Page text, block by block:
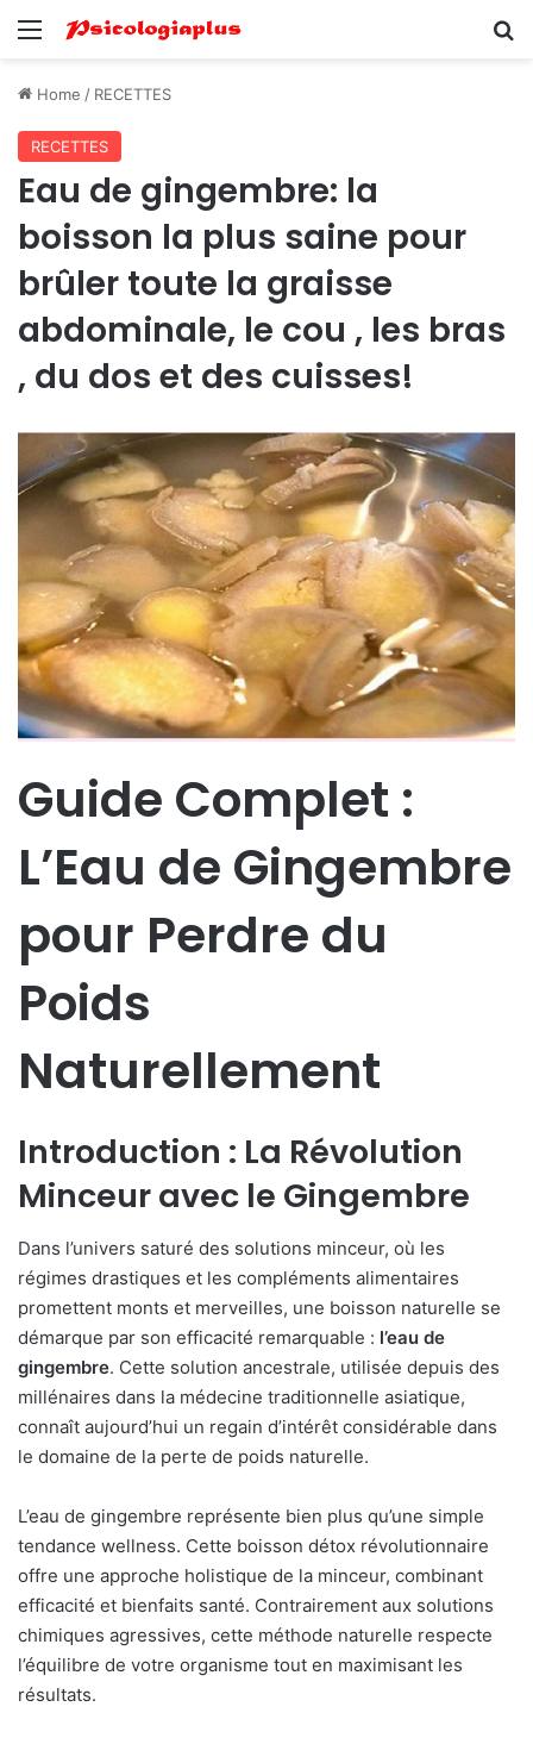
Menu
Home / RECETTES
RECETTES
Eau de gingembre: la
boisson la plus saine pour
brûler toute la graisse
abdominale, le cou , les bras
, du dos et des cuisses!
Guide Complet :
L’Eau de Gingembre
pour Perdre du
Poids
Naturellement
Introduction : La Révolution
Minceur avec le Gingembre
Dans l’univers saturé des solutions minceur, où les
régimes drastiques et les compléments alimentaires
promettent monts et merveilles, une boisson naturelle se
démarque par son efficacité remarquable : l’eau de
gingembre. Cette solution ancestrale, utilisée depuis des
millénaires dans la médecine traditionnelle asiatique,
connaît aujourd’hui un regain d’intérêt considérable dans
le domaine de la perte de poids naturelle.
L’eau de gingembre représente bien plus qu’une simple
tendance wellness. Cette boisson détox révolutionnaire
offre une approche holistique de la minceur, combinant
efficacité et bienfaits santé. Contrairement aux solutions
chimiques agressives, cette méthode naturelle respecte
l’équilibre de votre organisme tout en maximisant les
résultats.